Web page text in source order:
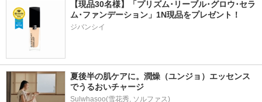
【現品30名様】「プリズム･リーブル･グロウ･セラ
ジバンシイ
夏後半の肌ケアに。潤燥（ユンジョ）エッセンス
でうるおいチャージ
Sulwhasoo(雪花秀, ソルファス)